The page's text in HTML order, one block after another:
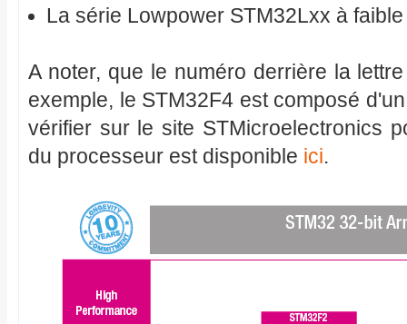
La série Lowpower STM32Lxx à
A noter, que le numéro derrière la
exemple, le STM32F4 est composé
vérifier sur le site STMicroelectronics
du processeur est disponible ici.